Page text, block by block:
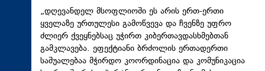
„დღევანდელ მსოფლიოში ეს არის ერთ-ერთი
ყველაზე ურთულესი გამოწვევა და ჩვენზე უფრო
ძლიერ ქვეყნებსაც უჭირთ კიბერთავდასხმებთან
გამკლავება. ეფექტიანი ბრძოლის ერთადერთი
საშუალებაა მჭირდო კოორდინაცია და კომუნიკაცია